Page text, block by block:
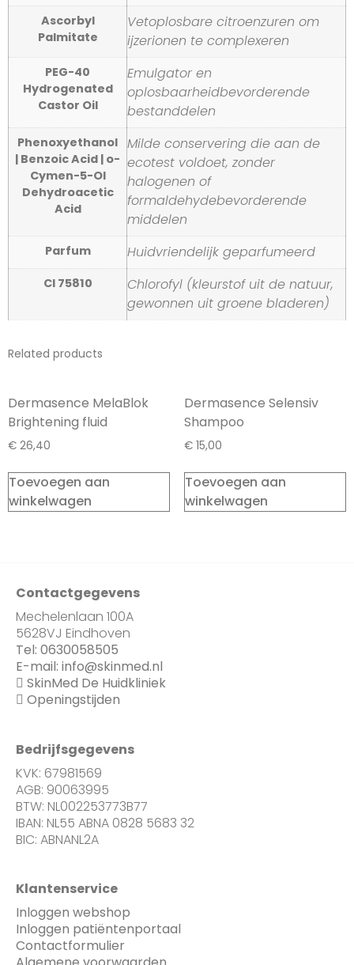
Ascorbyl
Palmitate
Vetoplosbare citroenzuren om
ijzerionen te complexeren
PEG-40
Hydrogenated
Castor Oil
Emulgator en
oplosbaarheidbevorderende
bestanddelen
Phenoxyethanol
| Benzoic Acid | o-
Cymen-5-Ol
Dehydroacetic
Acid
Milde conservering die aan de
ecotest voldoet, zonder
halogenen of
formaldehydebevorderende
middelen
Parfum Huidvriendelijk geparfumeerd
CI 75810
Chlorofyl (kleurstof uit de natuur,
gewonnen uit groene bladeren)
Related products
Dermasence MelaBlok
Brightening fluid
€ 26,40
Toevoegen aan
winkelwagen
Dermasence Selensiv
Shampoo
€15,00
Toevoegen aan
winkelwagen
Contactgegevens
Mechelenlaan 100A
5628VJ Eindhoven
Tel: 0630058505
E-mail: info@skinmed.nl
SkinMed De Huidkliniek
Openingstijden
Bedrijfsgegevens
KVK: 67981569
AGB: 90063995
BTW: NL002253773B77
IBAN: NL55 ABNA 0828 5683 32
BIC: ABNANL2A
Klantenservice
Inloggen webshop
Inloggen patiëntenportaal
Contactformulier